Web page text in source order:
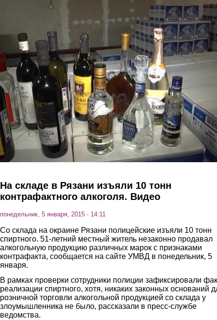
Перейти к основному содержанию
На складе в Рязани изъяли 10 тонн
контрафактного алкоголя. Видео
понедельник, 5 января, 2015 - 14:11
Со склада на окраине Рязани полицейские изъяли 10 тонн
спиртного. 51-летний местный житель незаконно продавал
алкогольную продукцию различных марок с признаками
контрафакта, сообщается на сайте УМВД в понедельник, 5
января.
В рамках проверки сотрудники полиции зафиксировали
реализации спиртного, хотя, никаких законных оснований
розничной торговли алкогольной продукцией со склада у
злоумышленника не было, рассказали в пресс-службе
ведомства.